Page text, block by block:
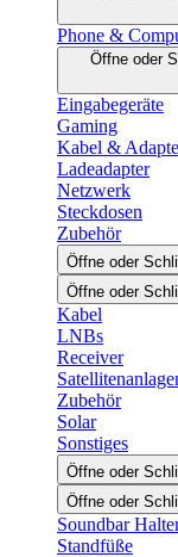
Phone &
Öffne oder
Eingabegeräte
Gaming
Kabel &
Ladeadapter
Netzwerk
Steckdosen
Zubehör
Öffne oder
Öffne oder
Kabel
LNBs
Receiver
Zubehör
Solar
Sonstiges
Öffne oder
Öffne oder
Soundbar
Standfüße